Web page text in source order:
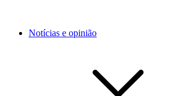
Notícias e opinião